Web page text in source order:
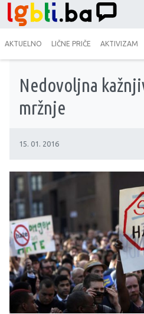
AKTUELNO LIČNE PRIČE AKTIVIZAM
Nedovoljna
mržnje
15. 01. 2016